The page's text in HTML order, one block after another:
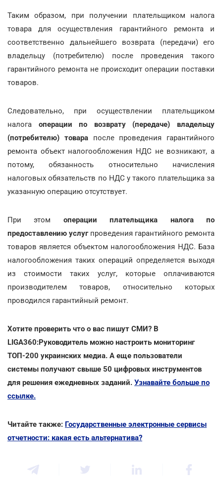
Таким образом, при получении плательщиком налога
товара для осуществления гарантийного ремонта и
соответственно дальнейшего возврата (передачи) его
владельцу (потребителю) после проведения такого
гарантийного ремонта не происходит операции поставки
товаров.
Следовательно, при осуществлении плательщиком
налога операции по возврату (передаче) владельцу
(потребителю) товара после проведения гарантийного
ремонта объект налогообложения НДС не возникают, а
потому, обязанность относительно начисления
налоговых обязательств по НДС у такого плательщика за
указанную операцию отсутствует.
При этом операции плательщика налога по
предоставлению услуг проведения гарантийного ремонта
товаров является объектом налогообложения НДС. База
налогообложения таких операций определяется выходя
из стоимости таких услуг, которые оплачиваются
производителем товаров, относительно которых
проводился гарантийный ремонт.
Хотите проверить что о вас пишут СМИ? В
LIGA360:Руководитель можно настроить мониторинг
ТОП-200 украинских медиа. А еще пользователи
системы получают свыше 50 цифровых инструментов
для решения ежедневных заданий. Узнавайте больше по
ссылке.
Читайте также: Государственные электронные сервисы
отчетности: какая есть альтернатива?